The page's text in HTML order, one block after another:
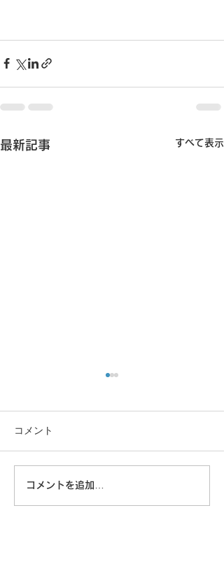
最新記事 すべて表示
8/6 広島に原爆が落とされ
た日
コメント
コメントを追加…